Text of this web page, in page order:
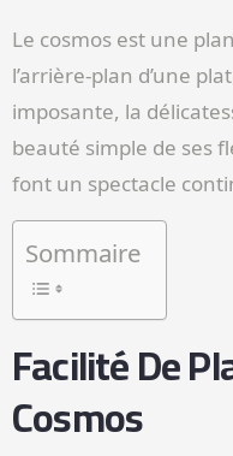
Le cosmos est une
l’arrière-plan d’une
imposante, la
beauté simple de ses
font un spectacle
Sommaire
Facilité De
Cosmos